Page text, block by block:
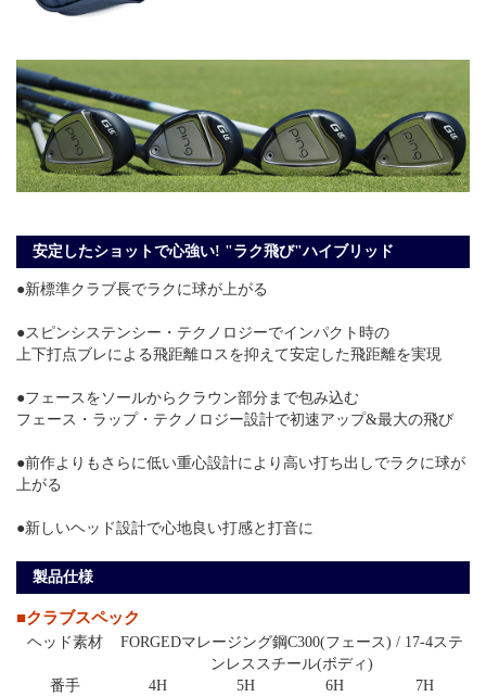
安定したショットで心強い! "ラク飛び"ハイブリッド
●新標準クラブ長でラクに球が上がる
●スピンシステンシー・テクノロジーでインパクト時の
上下打点ブレによる飛距離ロスを抑えて安定した飛距離を実現
●フェースをソールからクラウン部分まで包み込む
フェース・ラップ・テクノロジー設計で初速アップ&最大の飛び
●前作よりもさらに低い重心設計により高い打ち出しでラクに球が
上がる
●新しいヘッド設計で心地良い打感と打音に
製品仕様
■クラブスペック
ヘッド素材
FORGEDマレージング鋼C300(フェース) / 17-4ステ
ンレススチール(ボディ)
番手
4H 5H 6H
7H